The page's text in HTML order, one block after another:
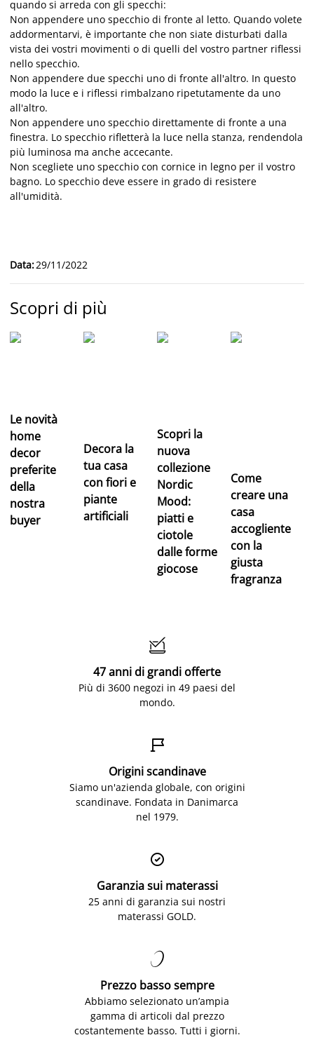
quando si arreda con gli specchi:
Non appendere uno specchio di fronte al letto. Quando volete
addormentarvi, è importante che non siate disturbati dalla
vista dei vostri movimenti o di quelli del vostro partner riflessi
nello specchio.
Non appendere due specchi uno di fronte all'altro. In questo
modo la luce e i riflessi rimbalzano ripetutamente da uno
all'altro.
Non appendere uno specchio direttamente di fronte a una
finestra. Lo specchio rifletterà la luce nella stanza, rendendola
più luminosa ma anche accecante.
Non scegliete uno specchio con cornice in legno per il vostro
bagno. Lo specchio deve essere in grado di resistere
all'umidità.
Data:29/11/2022
Scopri di più
Le novità
home
decor
preferite
della
nostra
buyer
Decora la
tua casa
con fiori e
piante
artificiali
Scopri la
nuova
collezione
Nordic
Mood:
piatti e
ciotole
dalle forme
giocose
Come
creare una
casa
accogliente
con la
giusta
fragranza

47 anni di grandi offerte
Più di 3600 negozi in 49 paesi del
mondo.

Origini scandinave
Siamo un'azienda globale, con origini
scandinave. Fondata in Danimarca
nel 1979.

Garanzia sui materassi
25 anni di garanzia sui nostri
materassi GOLD.

Prezzo basso sempre
Abbiamo selezionato un’ampia
gamma di articoli dal prezzo
costantemente basso. Tutti i giorni.